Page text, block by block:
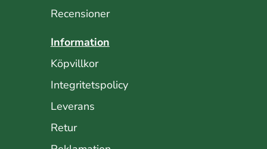
Recensioner
Information
Köpvillkor
Integritetspolicy
Leverans
Retur